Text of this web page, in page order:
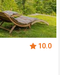
10.0